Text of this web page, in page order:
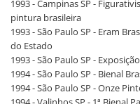
1993 - Campinas SP -
pintura brasileira
1993 - São Paulo SP - Eram
do Estado
1993 - São Paulo SP -
1994 - São Paulo SP - Bienal
1994 - São Paulo SP - Onze